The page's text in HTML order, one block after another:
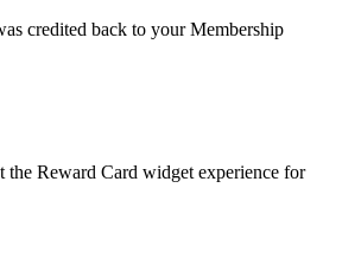
credited back to your Membership
the Reward Card widget experience for